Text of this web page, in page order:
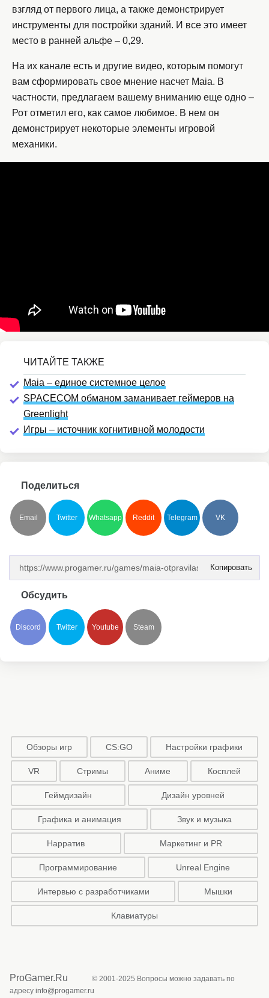
взгляд от первого лица, а также демонстрирует
инструменты для постройки зданий. И все это имеет
место в ранней альфе – 0,29.
На их канале есть и другие видео, которым помогут
вам сформировать свое мнение насчет Maia. В
частности, предлагаем вашему вниманию еще одно –
Рот отметил его, как самое любимое. В нем он
демонстрирует некоторые элементы игровой
механики.
Maia – единое системное целое
SPACECOM обманом заманивает геймеров на
Greenlight
Игры – источник когнитивной молодости
Поделиться
Email Twitter Whatsapp Reddit Telegram VK
Копировать
Обсудить
Discord Twitter Youtube Steam
Обзоры игр CS:GO Настройки графики
VR Стримы Аниме Косплей
Геймдизайн Дизайн уровней
Графика и анимация Звук и музыка
Нарратив Маркетинг и PR
Программирование Unreal Engine
Интервью с разработчиками Мышки
Клавиатуры
ProGamer.Ru
© 2001-2025 Вопросы можно задавать по
адресу info@progamer.ru